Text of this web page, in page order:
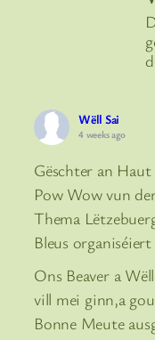
Wëll Sai
4 weeks ago
Gëschter an
Pow Wow vun
Thema
Bleus
Ons Beaver a
vill mei ginn,a
Bonne Meute